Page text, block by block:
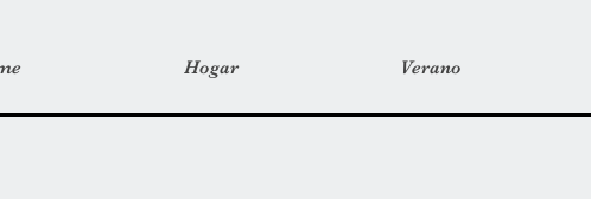
Hogar Verano